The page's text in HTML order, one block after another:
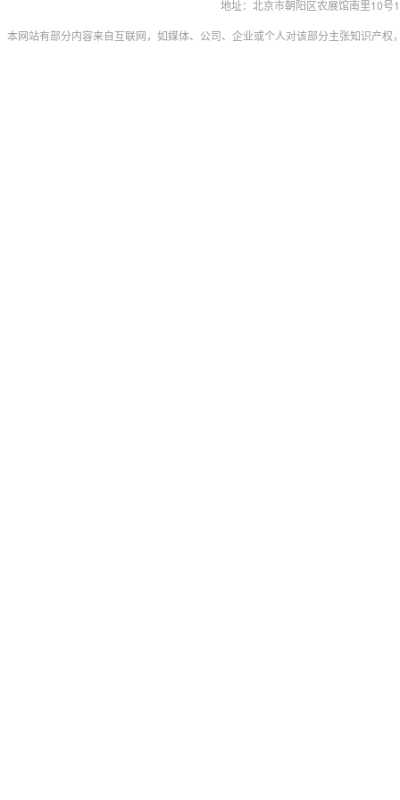
地址：北京市朝阳区农展馆南里10
本网站有部分内容来自互联网，如媒体、公司、企业或个人对该部分主张知识产